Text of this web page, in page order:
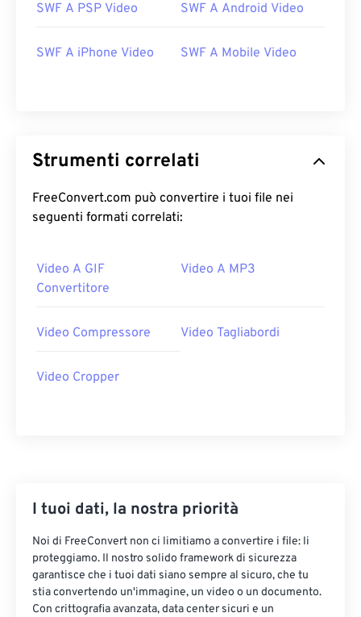
SWF A PSP Video SWF A Android Video
SWF A iPhone Video SWF A Mobile Video
Strumenti correlati
FreeConvert.com può convertire i tuoi file nei
seguenti formati correlati:
Video A GIF
Convertitore
Video A MP3
Video Compressore Video Tagliabordi
Video Cropper
I tuoi dati, la nostra priorità
Noi di FreeConvert non ci limitiamo a convertire i file: li
proteggiamo. Il nostro solido framework di sicurezza
garantisce che i tuoi dati siano sempre al sicuro, che tu
stia convertendo un'immagine, un video o un documento.
Con crittografia avanzata, data center sicuri e un